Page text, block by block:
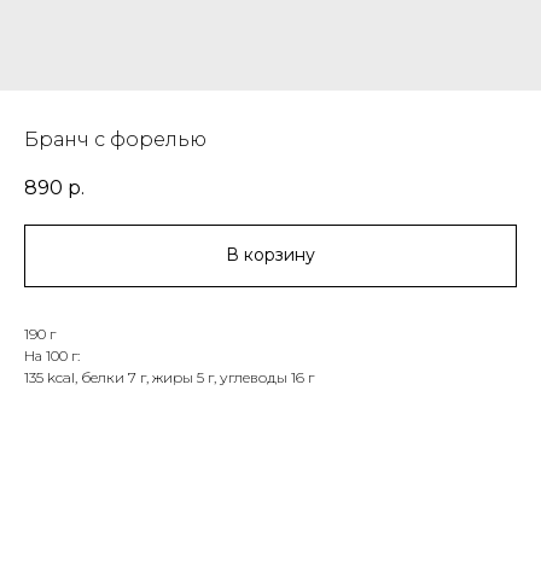
Бранч с форелью
890 р.
В корзину
190 г
На 100 г:
135 kcal, белки 7 г, жиры 5 г, углеводы 16 г